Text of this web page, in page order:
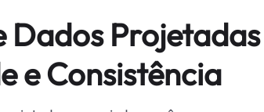
Dados Projetadas
e Consistência